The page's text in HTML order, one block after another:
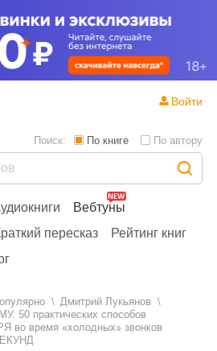
Вебтуны
пересказ
Рейтинг книг
Поиск: По книге По автору
Войти
Дмитрий Лукьянов
практических способов
время «холодных» звонков